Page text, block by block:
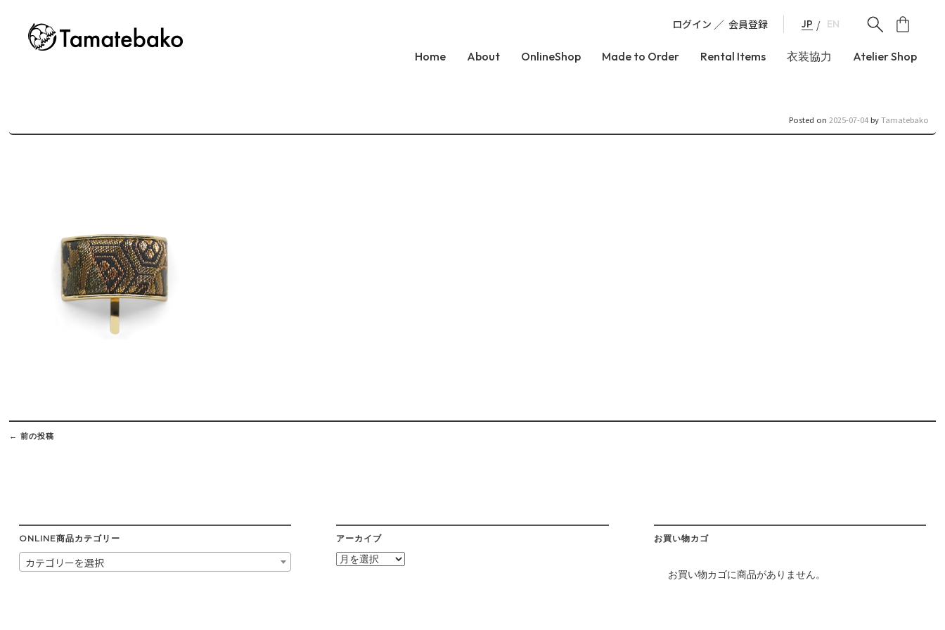
ログイン 会員登録 JP EN
Home About OnlineShop Made to Order Rental Items 衣装協力 Atelier Shop
Posted on 2025-07-04byTamatebako
Post
navigation
← 前の投稿
ONLINE商品カテゴリー
カテゴリーを選択
アーカイブ
ア
お買い物カゴ
お買い物カゴに商品がありません。